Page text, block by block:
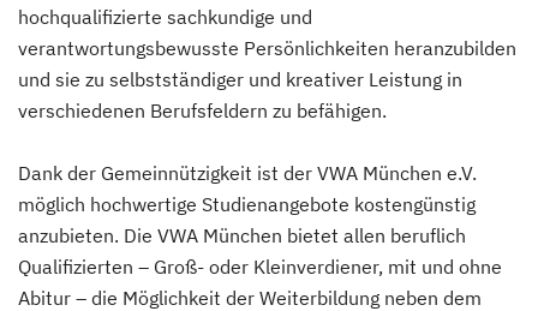
hochqualifizierte sachkundige und
verantwortungsbewusste Persönlichkeiten heranzubilden
und sie zu selbstständiger und kreativer Leistung in
verschiedenen Berufsfeldern zu befähigen.
Dank der Gemeinnützigkeit ist der VWA München e.V.
möglich hochwertige Studienangebote kostengünstig
anzubieten. Die VWA München bietet allen beruflich
Qualifizierten – Groß- oder Kleinverdiener, mit und ohne
Abitur – die Möglichkeit der Weiterbildung neben dem